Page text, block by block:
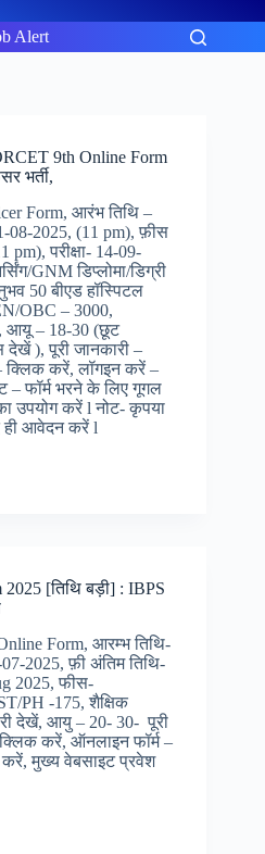
Alert
9th Online Form
भर्ती,
Form, आरंभ तिथि –
08-2025, (11 pm), फ़ीस
pm), परीक्षा- 14-09-
GNM डिप्लोमा/डिग्री
50 बीएड हॉस्पिटल
OBC – 3000,
आयू – 18-30 (छूट
देखें ), पूरी जानकारी –
क्लिक करें, लॉगइन करें –
– फॉर्म भरने के लिए गूगल
उपयोग करें l नोट- कृपया
ही आवेदन करें l
[तिथि बड़ी] : IBPS
Form, आरम्भ तिथि-
2025, फ़ी अंतिम तिथि-
2025, फीस-
PH -175, शैक्षिक
देखें, आयु – 20- 30- पूरी
करें, ऑनलाइन फॉर्म –
मुख्य वेबसाइट प्रवेश